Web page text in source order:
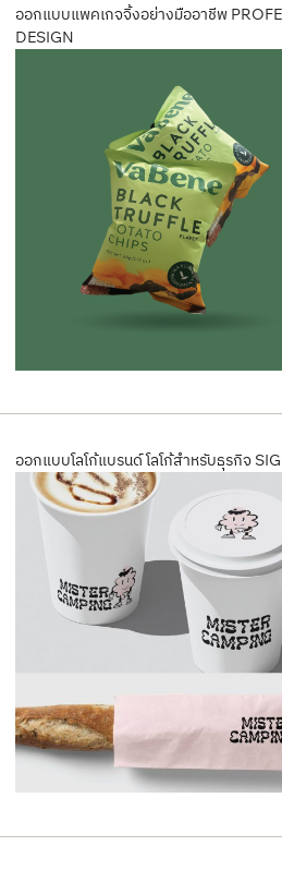
ออกแบบแพคเกจจิ้งอย่างมืออาชีพ
DESIGN
ออกแบบโลโก้แบรนด์ โลโก้สำหรับธุรกิจ